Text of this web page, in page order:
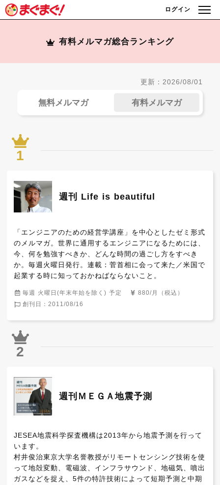
ログイン
有料メルマガ総合ランキング
更新：2026/08/01
無料メルマガ 有料メルマガ
1
週刊 Life is beautiful
「エンジニアのための経営学講座」を中心としたゼミ形式
のメルマガ。世界に通用するエンジニアになるためには、
今、何を勉強すべきか、どんな時間の過ごし方をすべき
か。毎週火曜日発行。連載：菅首相に会って来た／米国で
起業する時に知っておかねばならないこと。
毎週 火曜日(年末年始を除く) 予定
880/月（税込）
創刊日：2011/08/16
2
週刊ＭＥＧＡ地震予測
JESEA地震科学探査機構は2013年から地震予測を行って
います。
村井俊治東京大学名誉教授がリモートセンシング技術を使
って地殻変動、電磁波、インフラサウンド、地磁気、噴出
ガスなどを捉え、5件の特許技術によって短期予測と中期